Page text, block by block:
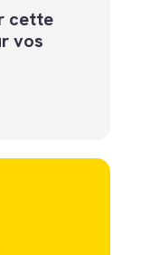
cette
vos